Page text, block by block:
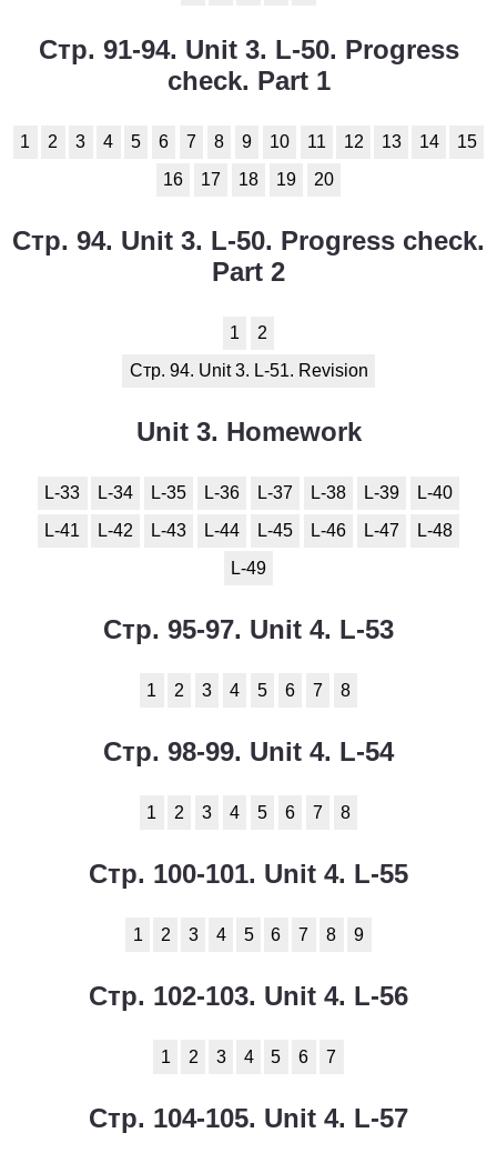
Стр. 91-94. Unit 3. L-50. Progress
check. Part 1
1 2 3 4 5 6 7 8 9 10 11 12 13 14
15
16
17 18 19 20
Стр. 94. Unit 3. L-50. Progress check.
Part 2
1
2
Стр. 94. Unit 3. L-51. Revision
Unit 3. Homework
L-33 L-34 L-35 L-36 L-37 L-38 L-39
L-40
L-41
L-42 L-43 L-44 L-45 L-46 L-47
L-48
L-49
Стр. 95-97. Unit 4. L-53
1 2 3 4 5 6 7 8
Стр. 98-99. Unit 4. L-54
1 2 3 4 5 6 7 8
Стр. 100-101. Unit 4. L-55
1 2 3 4 5 6 7 8 9
Стр. 102-103. Unit 4. L-56
1 2 3 4 5 6 7
Стр. 104-105. Unit 4. L-57